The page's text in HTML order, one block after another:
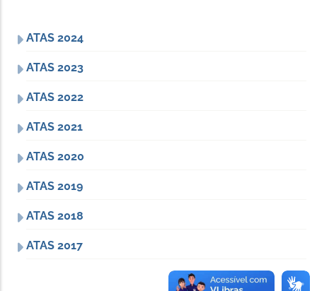
ATAS 2024
ATAS 2023
ATAS 2022
ATAS 2021
ATAS 2020
ATAS 2019
ATAS 2018
ATAS 2017